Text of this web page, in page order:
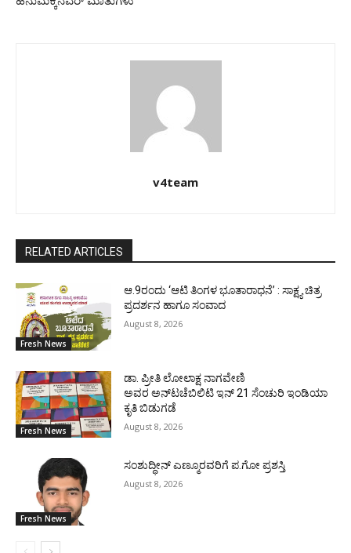
v4team
RELATED ARTICLES
Fresh News
ಆ.9ರಂದು ‘ಆಟಿ ತಿಂಗಳ ಭೂತಾರಾಧನೆ’ : ಸಾಕ್ಷ್ಯ ಚಿತ್ರ
ಪ್ರದರ್ಶನ ಹಾಗೂ ಸಂವಾದ
August 8, 2026
Fresh News
ಡಾ. ಪ್ರೀತಿ ಲೋಲಾಕ್ಷ ನಾಗವೇಣಿ
ಅವರ ಅನ್‌ಟಚೆಬಿಲಿಟಿ ಇನ್ 21 ಸೆಂಚುರಿ ಇಂಡಿಯಾ
ಕೃತಿ ಬಿಡುಗಡೆ
August 8, 2026
Fresh News
ಸಂಶುದ್ಧೀನ್ ಎಣ್ಮೂರವರಿಗೆ ಪ.ಗೋ ಪ್ರಶಸ್ತಿ
August 8, 2026